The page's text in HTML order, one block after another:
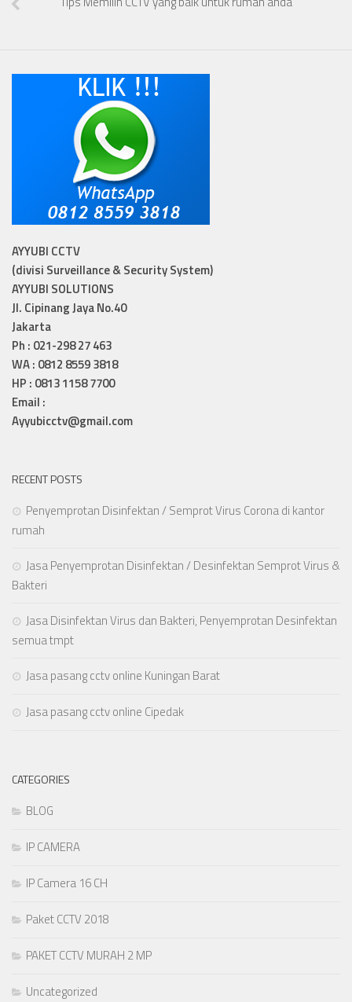
AYYUBI CCTV
(divisi Surveillance & Security System)
AYYUBI SOLUTIONS
Jl. Cipinang Jaya No.40
Jakarta
Ph : 021-298 27 463
WA : 0812 8559 3818
HP : 0813 1158 7700
Email :
Ayyubicctv@gmail.com
RECENT POSTS
Penyemprotan Disinfektan / Semprot Virus Corona di kantor
rumah
Jasa Penyemprotan Disinfektan / Desinfektan Semprot Virus &
Bakteri
Jasa Disinfektan Virus dan Bakteri, Penyemprotan Desinfektan
semua tmpt
Jasa pasang cctv online Kuningan Barat
Jasa pasang cctv online Cipedak
CATEGORIES
BLOG
IP CAMERA
IP Camera 16 CH
Paket CCTV 2018
PAKET CCTV MURAH 2 MP
Uncategorized